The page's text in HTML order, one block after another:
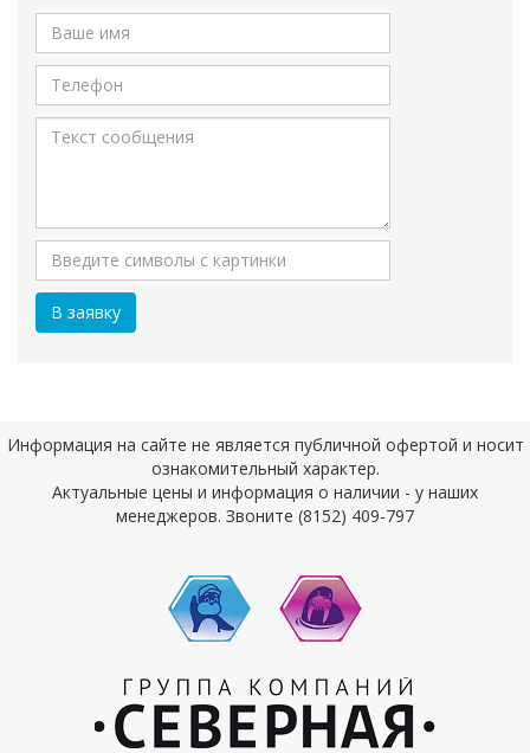
Информация на сайте не является публичной офертой и носит
ознакомительный характер.
Актуальные цены и информация о наличии - у наших
менеджеров. Звоните (8152) 409-797